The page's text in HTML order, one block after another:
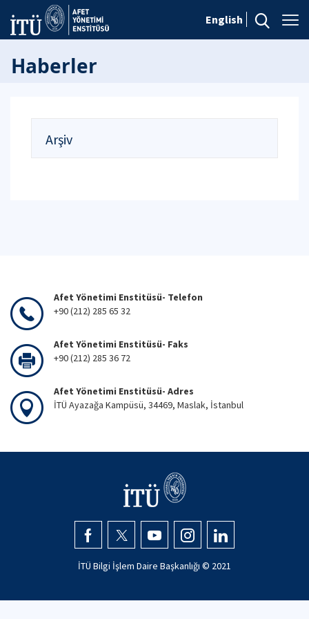
English
Haberler
Arşiv
Afet Yönetimi Enstitüsü- Telefon
+90 (212) 285 65 32
Afet Yönetimi Enstitüsü- Faks
+90 (212) 285 36 72
Afet Yönetimi Enstitüsü- Adres
İTÜ Ayazağa Kampüsü, 34469, Maslak, İstanbul
İTÜ Bilgi İşlem Daire Başkanlığı © 2021